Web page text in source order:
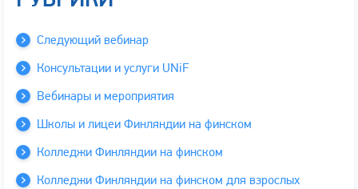
Следующий вебинар
Консультации и услуги UNiF
Вебинары и мероприятия
Школы и лицеи Финляндии на финском
Колледжи Финляндии на финском
Колледжи Финляндии на финском для взрослых